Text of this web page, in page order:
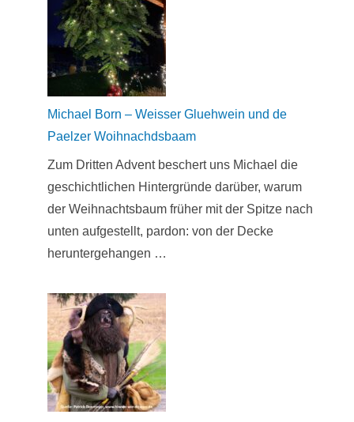
Michael Born – Weisser Gluehwein und de
Paelzer Woihnachdsbaam
Zum Dritten Advent beschert uns Michael die
geschichtlichen Hintergründe darüber, warum
der Weihnachtsbaum früher mit der Spitze nach
unten aufgestellt, pardon: von der Decke
heruntergehangen …